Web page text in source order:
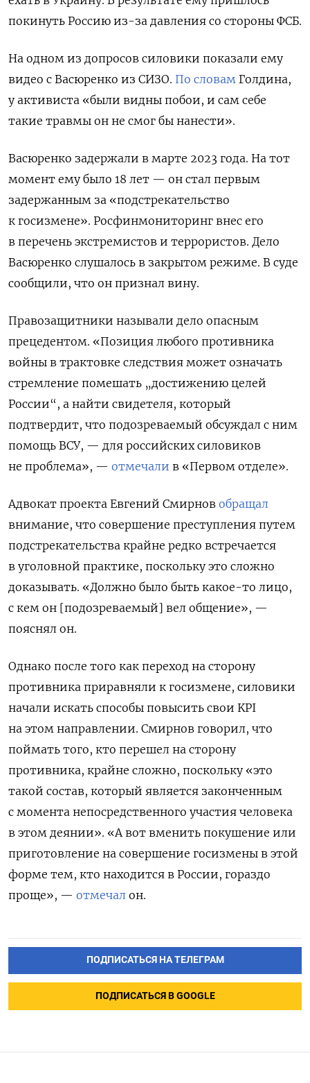
покинуть Россию из-за давления со стороны ФСБ.
На одном из допросов силовики показали ему
видео с Васюренко из СИЗО. По словам Голдина,
у активиста «были видны побои, и сам себе
такие травмы он не смог бы нанести».
Васюренко задержали в марте 2023 года. На тот
момент ему было 18 лет — он стал первым
задержанным за «подстрекательство
к госизмене». Росфинмониторинг внес его
в перечень экстремистов и террористов. Дело
Васюренко слушалось в закрытом режиме. В суде
сообщили, что он признал вину.
Правозащитники называли дело опасным
прецедентом. «Позиция любого противника
войны в трактовке следствия может означать
стремление помешать „достижению целей
России“, а найти свидетеля, который
подтвердит, что подозреваемый обсуждал с ним
помощь ВСУ, — для российских силовиков
не проблема», — отмечали в «Первом отделе».
Адвокат проекта Евгений Смирнов обращал
внимание, что совершение преступления путем
подстрекательства крайне редко встречается
в уголовной практике, поскольку это сложно
доказывать. «Должно было быть какое-то лицо,
с кем он [подозреваемый] вел общение», —
пояснял он.
Однако после того как переход на сторону
противника приравняли к госизмене, силовики
начали искать способы повысить свои KPI
на этом направлении. Смирнов говорил, что
поймать того, кто перешел на сторону
противника, крайне сложно, поскольку «это
такой состав, который является законченным
с момента непосредственного участия человека
в этом деянии». «А вот вменить покушение или
приготовление на совершение госизмены в этой
форме тем, кто находится в России, гораздо
проще», — отмечал он.
ПОДПИСАТЬСЯ НА ТЕЛЕГРАМ
ПОДПИСАТЬСЯ В GOOGLE